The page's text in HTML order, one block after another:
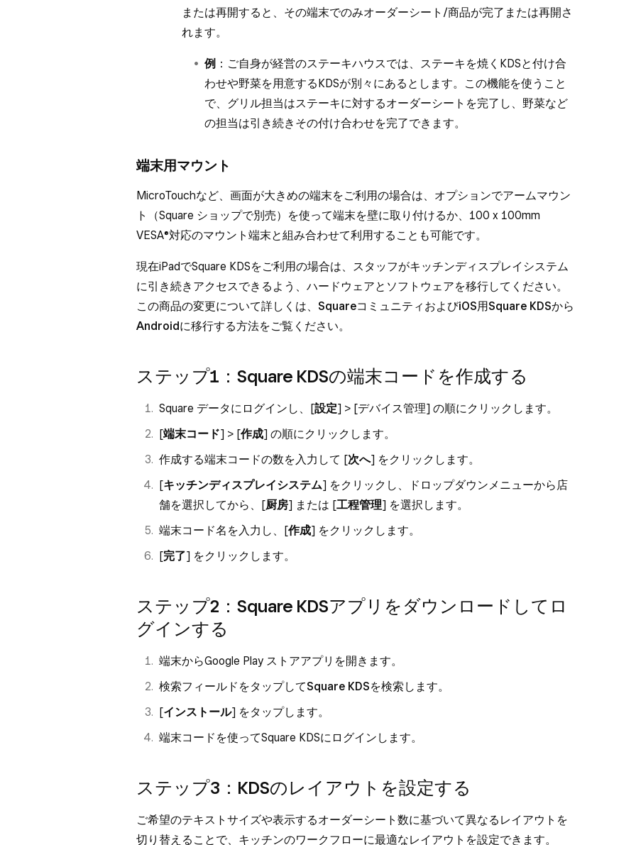
または再開すると、その端末でのみオーダーシート/商品が完了または再開さ
れます。
例 ：ご自身が経営のステーキハウスでは、ステーキを焼くKDSと付け合
わせや野菜を用意するKDSが別々にあるとします。この機能を使うこと
で、グリル担当はステーキに対するオーダーシートを完了し、野菜など
の担当は引き続きその付け合わせを完了できます。
端末用マウント
MicroTouchなど、画面が大きめの端末をご利用の場合は、オプションでアームマウン
ト（Square ショップで別売）を使って端末を壁に取り付けるか、100 x 100mm
VESA®対応のマウント端末と組み合わせて利用することも可能です。
現在iPadでSquare KDSをご利用の場合は、スタッフがキッチンディスプレイシステム
に引き続きアクセスできるよう、ハードウェアとソフトウェアを移行してください。
この商品の変更について詳しくは、 Squareコミュニティ およびiOS用Square KDSから
Androidに移行する方法をご覧ください。
ステップ1：Square KDSの端末コードを作成する
Square データにログインし、[設定] > [デバイス管理] の順にクリックします。
[端末コード] > [作成] の順にクリックします。
作成する端末コードの数を入力して [次へ] をクリックします。
[キッチンディスプレイシステム] をクリックし、ドロップダウンメニューから店
舗を選択してから、[厨房] または [工程管理] を選択します。
端末コード名を入力し、[作成] をクリックします。
[完了] をクリックします。
ステップ2：Square KDSアプリをダウンロードしてロ
グインする
端末からGoogle Play ストアアプリを開きます。
検索フィールドをタップしてSquare KDSを検索します。
[インストール] をタップします。
端末コードを使ってSquare KDSにログインします。
ステップ3：KDSのレイアウトを設定する
ご希望のテキストサイズや表示するオーダーシート数に基づいて異なるレイアウトを
切り替えることで、キッチンのワークフローに最適なレイアウトを設定できます。